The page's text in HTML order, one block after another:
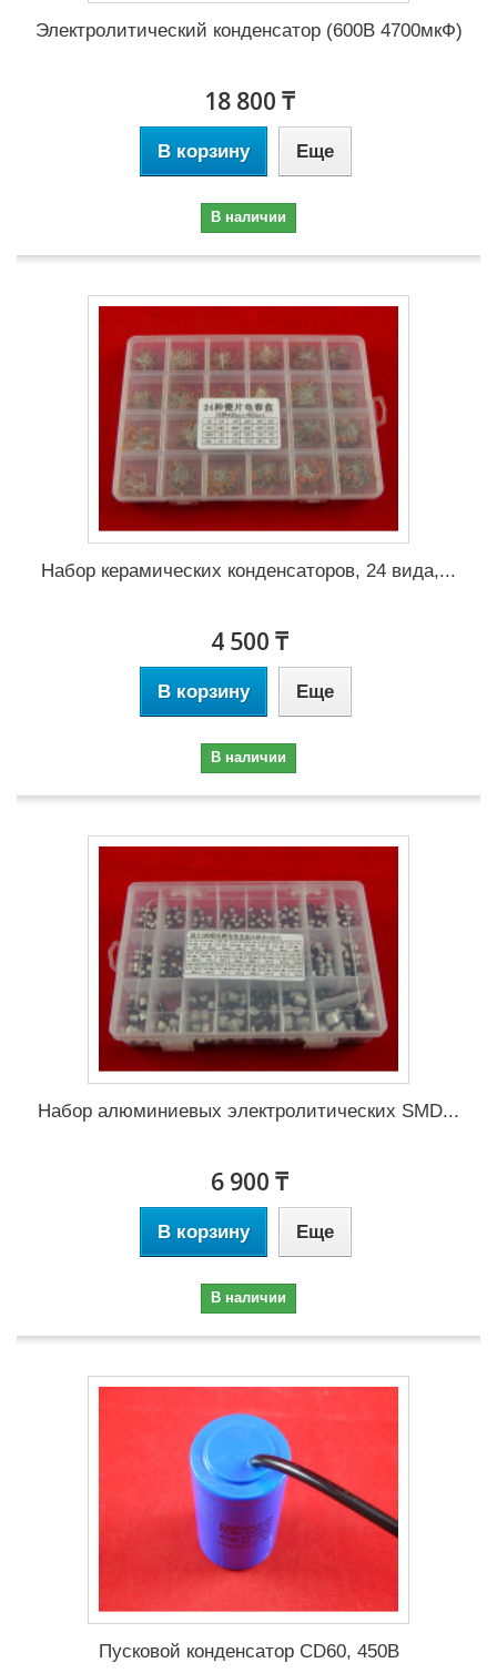
Электролитический конденсатор (600В 4700мкФ)
18 800 ₸
В корзину Еще
В наличии
Набор керамических конденсаторов, 24 вида,...
4 500 ₸
В корзину Еще
В наличии
Набор алюминиевых электролитических SMD...
6 900 ₸
В корзину Еще
В наличии
Пусковой конденсатор CD60, 450В